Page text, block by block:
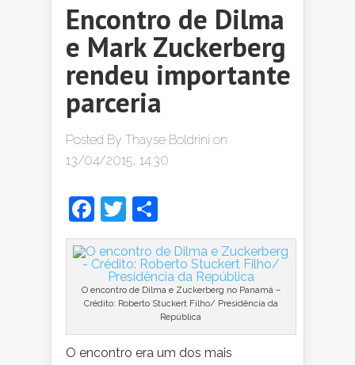
Encontro de Dilma
e Mark Zuckerberg
rendeu importante
parceria
Posted By Thayse Boldrini on
13/04/2015, 14:30
Facebook
Twitter
O encontro de Dilma e Zuckerberg no Panamá –
Crédito: Roberto Stuckert Filho/ Presidência da
República
O encontro era um dos mais